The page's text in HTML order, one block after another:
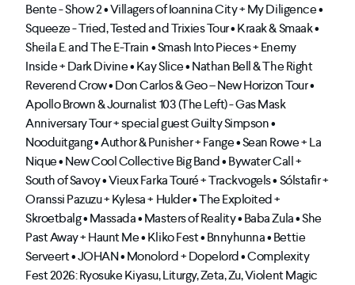
Bente - Show 2 • Villagers of Ioannina City + My Diligence •
Squeeze - Tried, Tested and Trixies Tour • Kraak & Smaak •
Sheila E. and The E-Train • Smash Into Pieces + Enemy
Inside + Dark Divine • Kay Slice • Nathan Bell & The Right
Reverend Crow • Don Carlos & Geo – New Horizon Tour •
Apollo Brown & Journalist 103 (The Left) - Gas Mask
Anniversary Tour + special guest Guilty Simpson •
Nooduitgang • Author & Punisher + Fange • Sean Rowe + La
Nique • New Cool Collective Big Band • Bywater Call +
South of Savoy • Vieux Farka Touré + Trackvogels • Sólstafir +
Oranssi Pazuzu + Kylesa + Hulder • The Exploited +
Skroetbalg • Massada • Masters of Reality • Baba Zula • She
Past Away + Haunt Me • Kliko Fest • Bnnyhunna • Bettie
Serveert • JOHAN • Monolord + Dopelord • Complexity
Fest 2026: Ryosuke Kiyasu, Liturgy, Zeta, Zu, Violent Magic